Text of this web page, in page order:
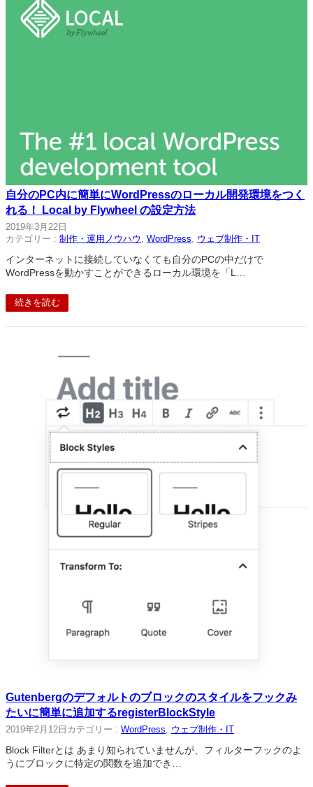
自分のPC内に簡単にWordPressのローカル開発環境をつく
れる！ Local by Flywheel の設定方法
2019年3月22日
カテゴリー : 制作・運用ノウハウ , WordPress, ウェブ制作・IT
インターネットに接続していなくても自分のPCの中だけで
WordPressを動かすことができるローカル環境を「L…
続きを読む
Gutenbergのデフォルトのブロックのスタイルをフックみ
たいに簡単に追加するregisterBlockStyle
2019年2月12日 カテゴリー : WordPress, ウェブ制作・IT
Block Filterとは あまり知られていませんが、フィルターフックのよ
うにブロックに特定の関数を追加でき…